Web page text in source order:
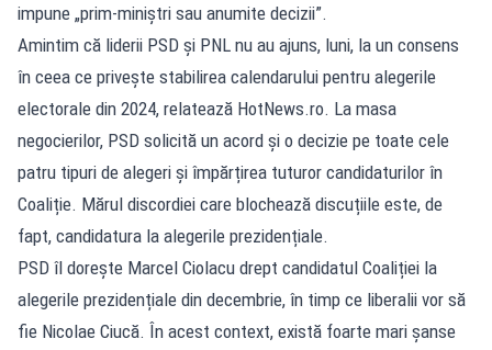
impune „prim-miniștri sau anumite decizii”.
Amintim că liderii PSD și PNL nu au ajuns, luni, la un consens
în ceea ce privește stabilirea calendarului pentru alegerile
electorale din 2024, relatează HotNews.ro. La masa
negocierilor, PSD solicită un acord și o decizie pe toate cele
patru tipuri de alegeri și împărțirea tuturor candidaturilor în
Coaliție. Mărul discordiei care blochează discuțiile este, de
fapt, candidatura la alegerile prezidențiale.
PSD îl dorește Marcel Ciolacu drept candidatul Coaliției la
alegerile prezidențiale din decembrie, în timp ce liberalii vor să
fie Nicolae Ciucă. În acest context, există foarte mari șanse